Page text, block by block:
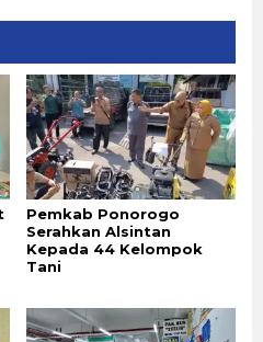
Pemkab Ponorogo
Serahkan Alsintan
Kepada 44 Kelompok
Tani